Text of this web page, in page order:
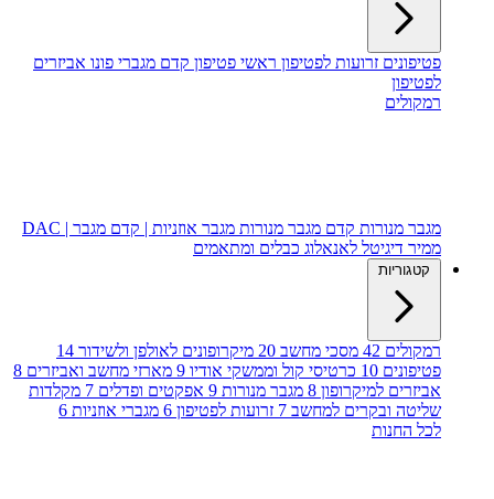
פטיפונים זרועות לפטיפון ראשי פטיפון קדם מגברי פונו אביזרים
לפטיפון
רמקולים
מגבר מנורות קדם מגבר מנורות מגבר אוזניות | קדם מגבר | DAC
ממיר דיגיטל לאנאלוג כבלים ומתאמים
קטגוריות
רמקולים 42 מסכי מחשב 20 מיקרופונים לאולפן ולשידור 14
פטיפונים 10 כרטיסי קול וממשקי אודיו 9 מארזי מחשב ואביזרים 8
אביזרים למיקרופון 8 מגבר מנורות 9 אפקטים ופדלים 7 מקלדות
שליטה ובקרים למחשב 7 זרועות לפטיפון 6 מגברי אוזניות 6
לכל החנות